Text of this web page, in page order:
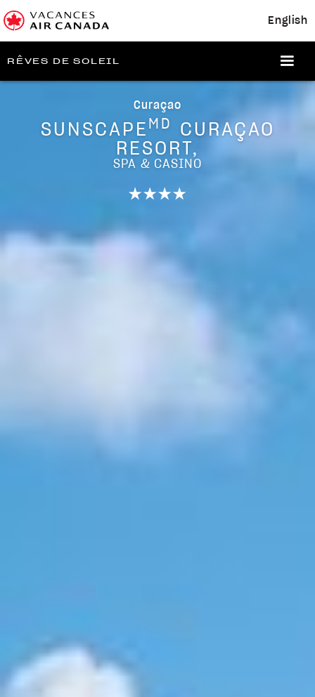
English
RÊVES DE SOLEIL
Curaçao
SUNSCAPE MD
CURAÇAO
RESORT,
SPA & CASINO